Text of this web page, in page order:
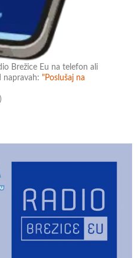
Brežice Eu na telefon ali
napravah:"Poslušaj na